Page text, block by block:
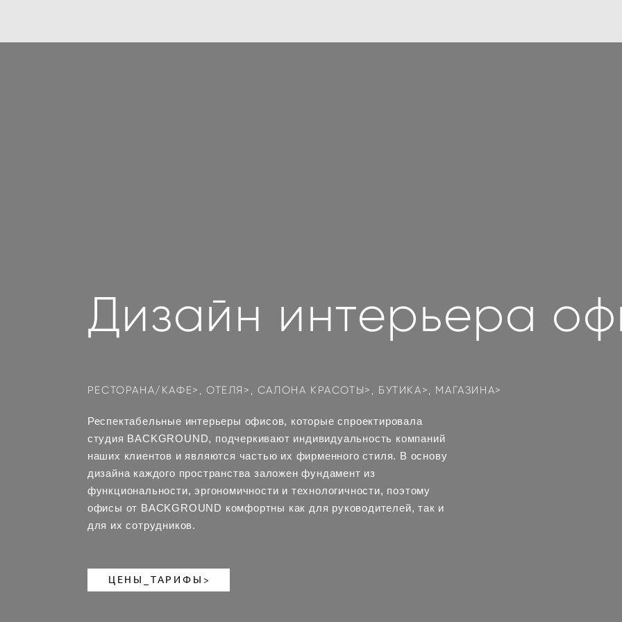
Дизайн интерьера
РЕСТОРАНА/КАФЕ> , ОТЕЛЯ> , САЛОНА КРАСОТЫ> , БУТИКА>, МАГАЗИНА>
Респектабельные интерьеры офисов, которые спроектировала
студия BACKGROUND, подчеркивают индивидуальность компаний
наших клиентов и являются частью их фирменного стиля. В основу
дизайна каждого пространства заложен фундамент из
функциональности, эргономичности и технологичности, поэтому
офисы от BACKGROUND комфортны как для руководителей, так и
для их сотрудников.
ЦЕНЫ_ТАРИФЫ>